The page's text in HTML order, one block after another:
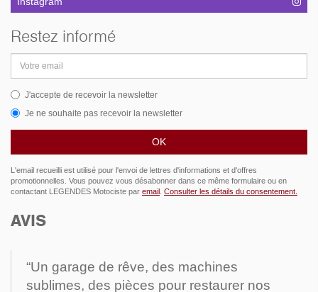
Restez informé
email
J'accepte de recevoir la newsletter
Je ne souhaite pas recevoir la newsletter
L'email recueilli est utilisé pour l'envoi de lettres d'informations et d'offres
promotionnelles. Vous pouvez vous désabonner dans ce même formulaire ou en
contactant LEGENDES Motociste par email Consulter les détails du consentement.
AVIS
“Un garage de rêve, des machines
sublimes, des pièces pour restaurer nos